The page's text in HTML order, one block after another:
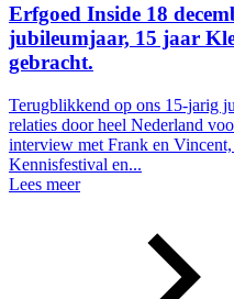
Erfgoed Inside 18
jubileumjaar, 15 jaar
gebracht.
Terugblikkend op ons 15-jarig
relaties door heel Nederland
interview met Frank en
Kennisfestival en...
Lees meer